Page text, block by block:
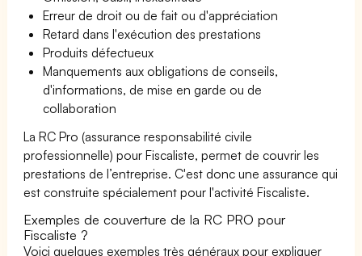
Erreur de droit ou de fait ou d'appréciation
Retard dans l'exécution des prestations
Produits défectueux
Manquements aux obligations de conseils,
d'informations, de mise en garde ou de
collaboration
La RC Pro (assurance responsabilité civile
professionnelle) pour Fiscaliste, permet de couvrir les
prestations de l’entreprise. C'est donc une assurance qui
est construite spécialement pour l'activité Fiscaliste.
Exemples de couverture de la RC PRO pour
Fiscaliste ?
Voici quelques exemples très généraux pour expliquer